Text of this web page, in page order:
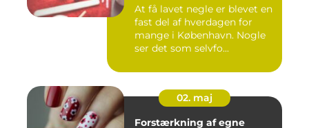
At få lavet negle er blevet en
fast del af hverdagen for
mange i København. Nogle
ser det som selvfo...
02. maj
Forstærkning af egne